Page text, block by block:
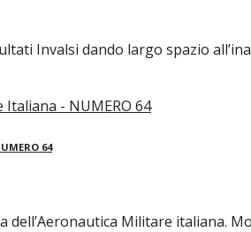
Invalsi dando largo spazio
64
dell’Aeronautica Militare